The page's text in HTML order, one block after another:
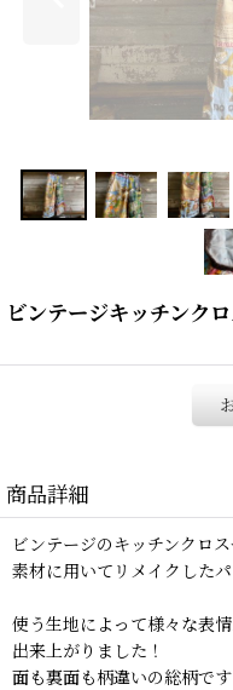
ビンテージキッチンク
商品詳細
ビンテージのキッチンクロ
素材に用いてリメイクしたパ
使う生地によって様々な表
出来上がりました！
面も裏面も柄違いの総柄です